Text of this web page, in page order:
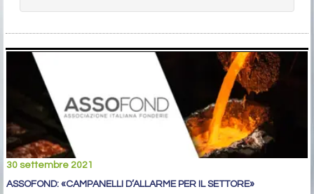
30 settembre 2021
ASSOFOND: «CAMPANELLI D’ALLARME PER IL SETTORE»